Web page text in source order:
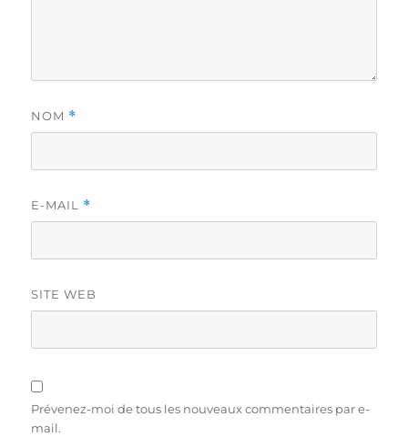
NOM *
E-MAIL *
SITE WEB
Prévenez-moi de tous les nouveaux commentaires par e-
mail.